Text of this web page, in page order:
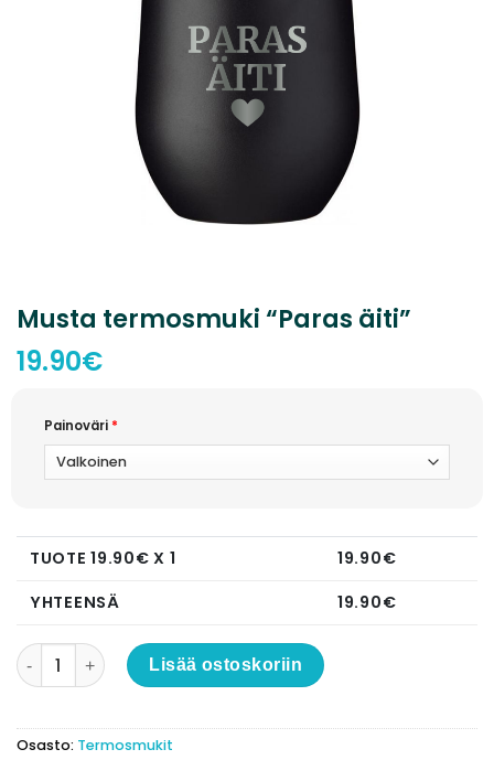
Musta termosmuki “Paras äiti”
19.90€
Painoväri *
TUOTE19.90€ X 1 19.90€
YHTEENSÄ
19.90€
Musta termosmuki "Paras äiti" määrä
Lisää ostoskoriin
Osasto: Termosmukit